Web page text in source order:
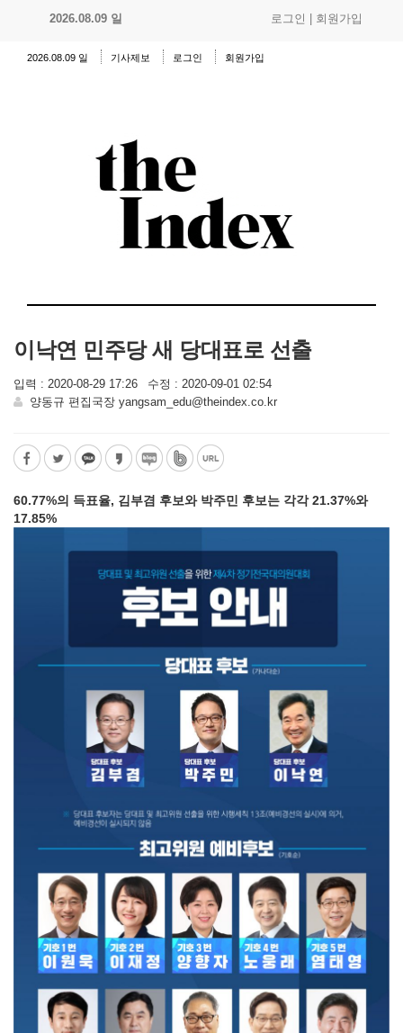
2026.08.09 일 로그인 회원가입
2026.08.09 일 기사제보 로그인 회원가입
이낙연 민주당 새 당대표로 선출
입력 : 2020-08-29 17:26
수정 : 2020-09-01 02:54
양동규 편집국장 yangsam_edu@theindex.co.kr
60.77%의 득표율, 김부겸 후보와 박주민 후보는 각각 21.37%와
17.85%